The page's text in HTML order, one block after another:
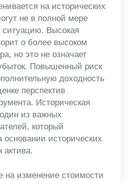
на исторических
не в полной мере
Высокая
о более высоком
но это не означает
Повышенный риск
доходность
перспектив
Историческая
из важных
который
основании исторических
актива.
на изменение стоимости